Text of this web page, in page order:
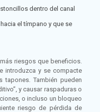
dentro del canal
el tímpano y que se
riesgos que beneficios.
introduzca y se compacte
También pueden
y causar raspaduras o
o incluso un bloqueo
riesgo de pérdida de